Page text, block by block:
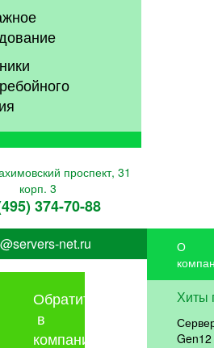
проспект, 31
корп. 3
374-70-88
net.ru
Обратиться
в
компанию
О
Хиты
Gen12